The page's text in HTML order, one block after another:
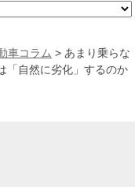
車コラム > あまり乗らな
「自然に劣化」するのか